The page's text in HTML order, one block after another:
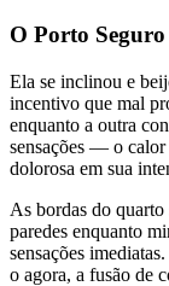
O Porto Seguro
Ela se inclinou e
incentivo que mal
enquanto a outra
sensações — o
dolorosa em sua
As bordas do quarto
paredes enquanto
sensações
o agora, a fusão de